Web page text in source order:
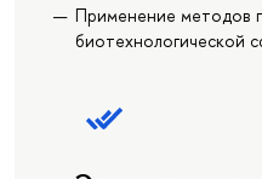
Применение методов
биотехнологической